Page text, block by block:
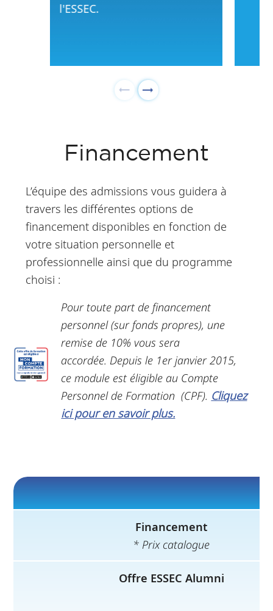
l'ESSEC.
Financement
L’équipe des admissions vous guidera à
travers les différentes options de
financement disponibles en fonction de
votre situation personnelle et
professionnelle ainsi que du programme
choisi :
Pour toute part de financement
personnel (sur fonds propres), une
remise de 10% vous sera
accordée. Depuis le 1er janvier 2015,
ce module est éligible au Compte
Personnel de Formation (CPF). Cliquez
ici pour en savoir plus.
Financement
* Prix catalogue
Offre ESSEC Alumni